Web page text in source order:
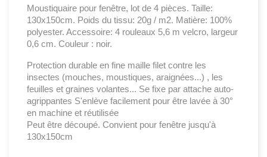
Moustiquaire pour fenêtre, lot de 4 pièces. Taille:
130x150cm. Poids du tissu: 20g / m2. Matière: 100%
polyester. Accessoire: 4 rouleaux 5,6 m velcro, largeur
0,6 cm. Couleur : noir.
Protection durable en fine maille filet contre les
insectes (mouches, moustiques, araignées...) , les
feuilles et graines volantes... Se fixe par attache auto-
agrippantes S'enlève facilement pour être lavée à 30°
en machine et réutilisée
Peut être découpé. Convient pour fenêtre jusqu'à
130x150cm